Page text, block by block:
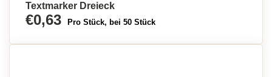
Textmarker Dreieck
€0,63 Pro Stück, bei 50 Stück